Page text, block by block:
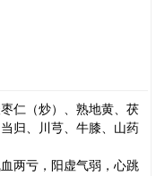
仁（炒）、熟地黄、茯
归、川芎、牛膝、山药
两亏，阳虚气弱，心跳